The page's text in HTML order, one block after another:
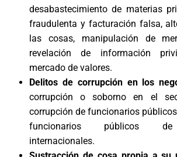
desabastecimiento de materias
fraudulenta y facturación falsa,
las cosas, manipulación de
revelación de información
mercado de valores.
Delitos de corrupción en los
corrupción o soborno en el
corrupción de funcionarios
funcionarios públicos de
internacionales.